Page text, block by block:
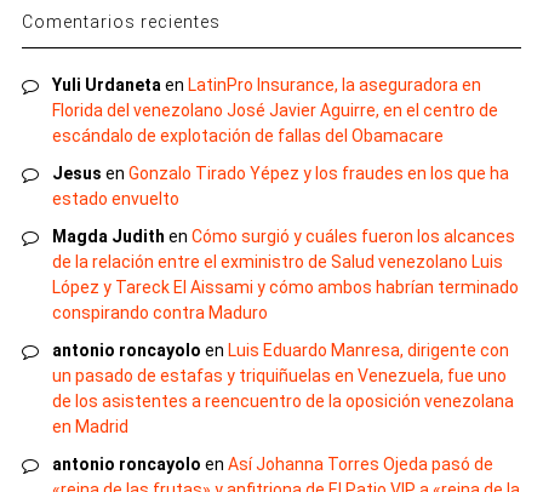
Comentarios recientes
Yuli Urdaneta en LatinPro Insurance, la aseguradora en
Florida del venezolano José Javier Aguirre, en el centro de
escándalo de explotación de fallas del Obamacare
Jesus en Gonzalo Tirado Yépez y los fraudes en los que ha
estado envuelto
Magda Judith en Cómo surgió y cuáles fueron los alcances
de la relación entre el exministro de Salud venezolano Luis
López y Tareck El Aissami y cómo ambos habrían terminado
conspirando contra Maduro
antonio roncayolo en Luis Eduardo Manresa, dirigente con
un pasado de estafas y triquiñuelas en Venezuela, fue uno
de los asistentes a reencuentro de la oposición venezolana
en Madrid
antonio roncayolo en Así Johanna Torres Ojeda pasó de